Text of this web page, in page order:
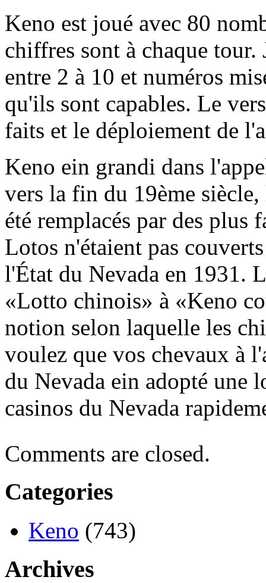
Keno est joué avec 80
chiffres sont à chaque
entre 2 à 10 et numéros
qu'ils sont capables. Le
faits et le déploiement de
Keno ein grandi dans
vers la fin du 19ème
été remplacés par des plus
Lotos n'étaient pas
l'État du Nevada en 1931.
«Lotto chinois» à «Keno
notion selon laquelle les
voulez que vos chevaux à
du Nevada ein adopté une
casinos du Nevada
Comments are closed.
Categories
Keno (743)
Archives